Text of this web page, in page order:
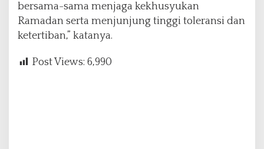
bersama-sama menjaga kekhusyukan
Ramadan serta menjunjung tinggi toleransi dan
ketertiban,” katanya.
Post Views: 6,990